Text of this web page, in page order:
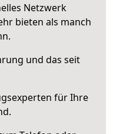
Netzwerk
bieten als manch
und das seit
für Ihre